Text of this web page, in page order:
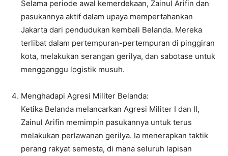
Selama periode awal kemerdekaan, Zainul Arifin dan
pasukannya aktif dalam upaya mempertahankan
Jakarta dari pendudukan kembali Belanda. Mereka
terlibat dalam pertempuran-pertempuran di pinggiran
kota, melakukan serangan gerilya, dan sabotase untuk
mengganggu logistik musuh.
Menghadapi Agresi Militer Belanda:
Ketika Belanda melancarkan Agresi Militer I dan II,
Zainul Arifin memimpin pasukannya untuk terus
melakukan perlawanan gerilya. Ia menerapkan taktik
perang rakyat semesta, di mana seluruh lapisan